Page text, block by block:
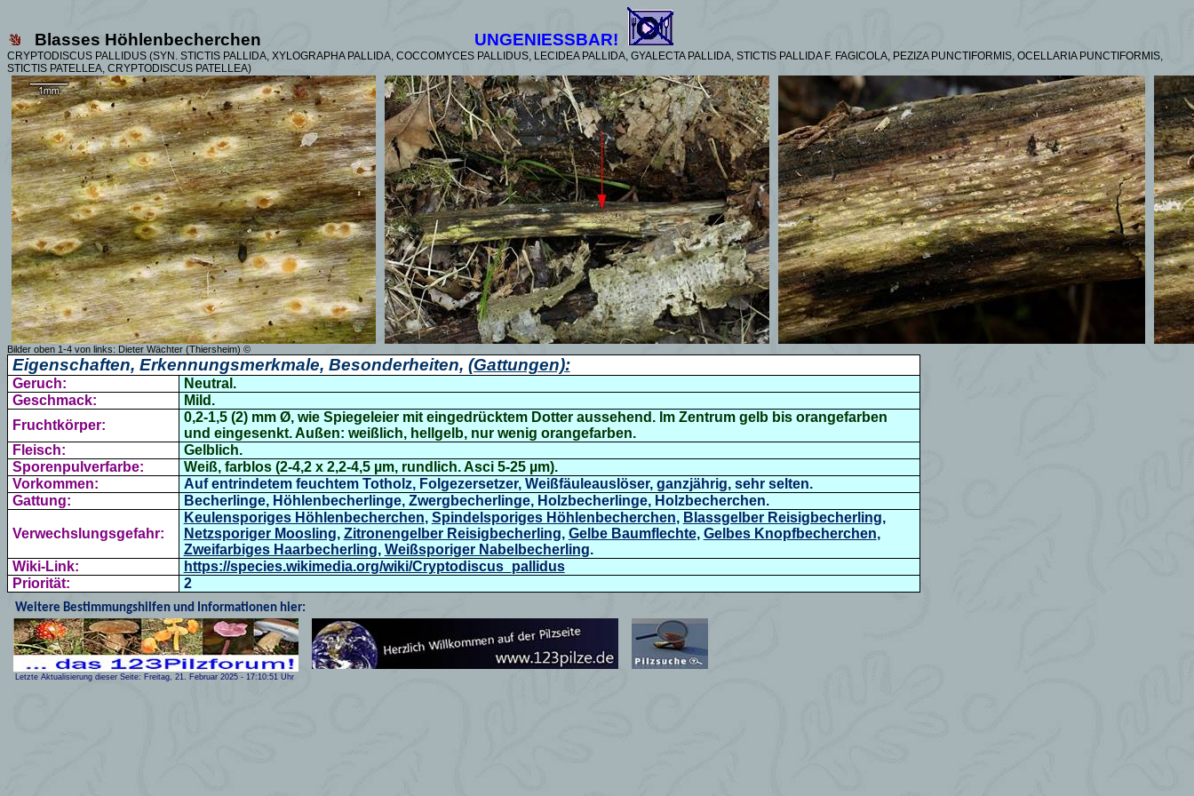
Blasses Höhlenbecherchen UNGENIESSBAR!
CRYPTODISCUS PALLIDUS (SYN. STICTIS PALLIDA, XYLOGRAPHA PALLIDA, COCCOMYCES PALLIDUS, LECIDEA PALLIDA, GYALECTA PALLIDA, STICTIS PALLIDA F. FAGICOLA, PEZIZA PUNCTIFORMIS, OCELLARIA PUNCTIFORMIS,
STICTIS PATELLEA, CRYPTODISCUS PATELLEA)
Bilder oben 1-4 von links: Dieter Wächter (Thiersheim) ©
Eigenschaften, Erkennungsmerkmale, Besonderheiten, (Gattungen):
Geruch:
Neutral.
Geschmack:
Mild.
Fruchtkörper:
0,2-1,5 (2) mm Ø, wie Spiegeleier mit eingedrücktem Dotter aussehend. Im Zentrum gelb bis orangefarben
und eingesenkt. Außen: weißlich, hellgelb, nur wenig orangefarben.
Fleisch:
Gelblich.
Sporenpulverfarbe:
Weiß, farblos (2-4,2 x 2,2-4,5 µm, rundlich. Asci 5-25 µm).
Vorkommen:
Auf entrindetem feuchtem Totholz, Folgezersetzer, Weißfäuleauslöser, ganzjährig, sehr selten.
Gattung:
Becherlinge, Höhlenbecherlinge, Zwergbecherlinge, Holzbecherlinge, Holzbecherchen.
Verwechslungsgefahr:
Keulensporiges Höhlenbecherchen, Spindelsporiges Höhlenbecherchen, Blassgelber Reisigbecherling,
Netzsporiger Moosling, Zitronengelber Reisigbecherling, Gelbe Baumflechte, Gelbes Knopfbecherchen,
Zweifarbiges Haarbecherling, Weißsporiger Nabelbecherling.
Wiki-Link:
https://species.wikimedia.org/wiki/Cryptodiscus_pallidus
Priorität:
2
Weitere Bestimmungshilfen und Informationen hier:
Letzte Aktualisierung dieser Seite: Freitag, 21. Februar 2025 - 17:10:51 Uhr